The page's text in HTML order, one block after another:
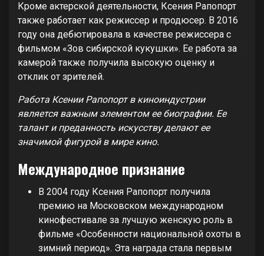
Кроме актерской деятельности, Ксения Рапопорт
также работает как режиссер и продюсер. В 2016
году она дебютировала в качестве режиссера с
фильмом «Зов сибирской кукушки». Ее работа за
камерой также получила высокую оценку и
отклик от зрителей.
Работа Ксении Рапопорт в киноиндустрии
является важным элементом ее биографии. Ее
талант и преданность искусству делают ее
значимой фигурой в мире кино.
Международное признание
В 2004 году Ксения Рапопорт получила
премию на Московском международном
кинофестивале за лучшую женскую роль в
фильме «Особенности национальной охоты в
зимний период». Эта награда стала первым